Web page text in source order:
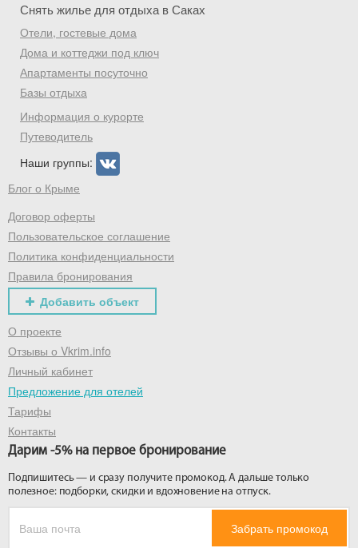
Снять жилье для отдыха в Саках
Отели, гостевые дома
Дома и коттеджи под ключ
Апартаменты посуточно
Базы отдыха
Информация о курорте
Путеводитель
Наши группы:
Блог о Крыме
Договор оферты
Пользовательское соглашение
Политика конфиденциальности
Правила бронирования
Добавить объект
О проекте
Отзывы о Vkrim.info
Личный кабинет
Предложение для отелей
Тарифы
Контакты
Дарим -5% на первое бронирование
Подпишитесь — и сразу получите промокод. А дальше только
полезное: подборки, скидки и вдохновение на отпуск.
Забрать промокод
Скидка −5%
Хочешь дешевле? Оставь почту и получи
промокод на первое бронирование!